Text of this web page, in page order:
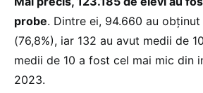
probe. Dintre ei, 94.660 au
(76,8%), iar 132 au avut medii de
medii de 10 a fost cel mai mic din
2023.